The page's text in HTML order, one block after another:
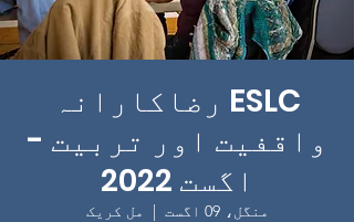
ESLC رضاکارانہ
واقفیت اور تربیت -
اگست 2022
منگل، 09 اگست
  |
مل کریک